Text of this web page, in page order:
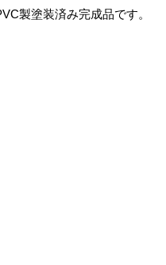
製塗装済み完成品です。